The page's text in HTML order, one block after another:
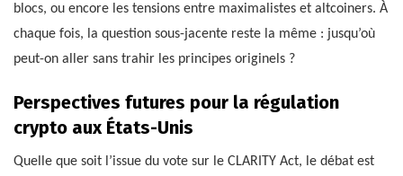
blocs, ou encore les tensions entre maximalistes et altcoiners. À
chaque fois, la question sous-jacente reste la même : jusqu’où
peut-on aller sans trahir les principes originels ?
Perspectives futures pour la régulation
crypto aux États-Unis
Quelle que soit l’issue du vote sur le CLARITY Act, le débat est